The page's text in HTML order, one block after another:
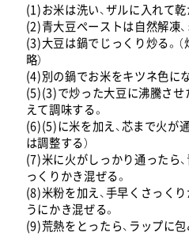
(1)お米は洗い、ザルに入れて乾
(2)青大豆ペーストは自然解凍
(3)大豆は鍋でじっくり炒る。
略）
(4)別の鍋でお米をキツネ色に
(5)(3)で炒った大豆に沸騰させ
えて調味する。
(6)(5)に米を加え、芯まで火が
は調整する）
(7)米に火がしっかり通ったら
っくりかき混ぜる。
(8)米粉を加え、手早くさっく
うにかき混ぜる。
(9)荒熱をとったら、ラップに包